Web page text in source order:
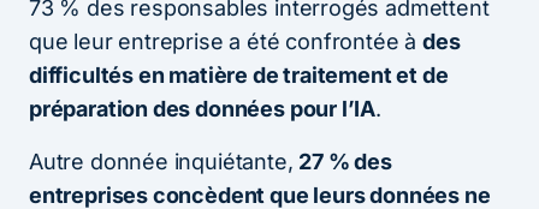
73 % des responsables interrogés admettent
que leur entreprise a été confrontée à des
difficultés en matière de traitement et de
préparation des données pour l’IA.
Autre donnée inquiétante, 27 % des
entreprises concèdent que leurs données ne